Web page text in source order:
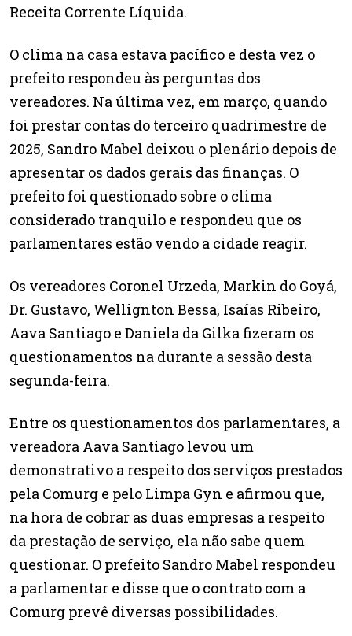
Receita Corrente Líquida.
O clima na casa estava pacífico e desta vez o
prefeito respondeu às perguntas dos
vereadores. Na última vez, em março, quando
foi prestar contas do terceiro quadrimestre de
2025, Sandro Mabel deixou o plenário depois de
apresentar os dados gerais das finanças. O
prefeito foi questionado sobre o clima
considerado tranquilo e respondeu que os
parlamentares estão vendo a cidade reagir.
Os vereadores Coronel Urzeda, Markin do Goyá,
Dr. Gustavo, Wellignton Bessa, Isaías Ribeiro,
Aava Santiago e Daniela da Gilka fizeram os
questionamentos na durante a sessão desta
segunda-feira.
Entre os questionamentos dos parlamentares, a
vereadora Aava Santiago levou um
demonstrativo a respeito dos serviços prestados
pela Comurg e pelo Limpa Gyn e afirmou que,
na hora de cobrar as duas empresas a respeito
da prestação de serviço, ela não sabe quem
questionar. O prefeito Sandro Mabel respondeu
a parlamentar e disse que o contrato com a
Comurg prevê diversas possibilidades.